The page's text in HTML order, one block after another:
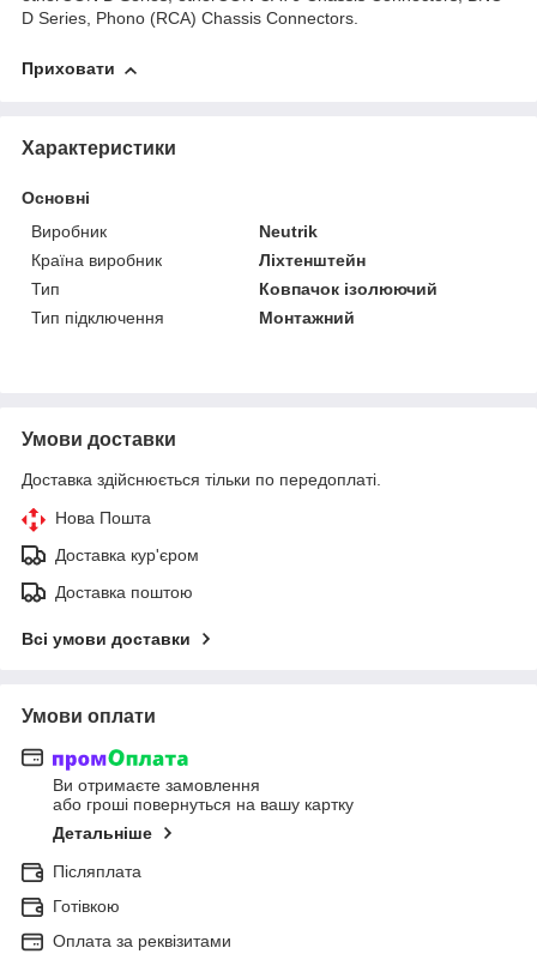
D Series, Phono (RCA) Chassis Connectors.
Приховати
Характеристики
Основні
Виробник
Neutrik
Країна виробник
Ліхтенштейн
Тип
Ковпачок ізолюючий
Тип підключення
Монтажний
Умови доставки
Доставка здійснюється тільки по передоплаті.
Нова Пошта
Доставка кур'єром
Доставка поштою
Всі умови доставки
Умови оплати
Ви отримаєте замовлення
або гроші повернуться на вашу картку
Детальніше
Післяплата
Готівкою
Оплата за реквізитами